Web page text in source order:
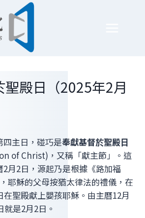
聖殿日（2025年2月
主日，碰巧是奉獻基督於聖殿日
of Christ)，又稱「獻主節」。這
月2日，源起乃是根據《路加福
耶穌的父母按猶太律法的禮儀，在
聖殿獻上嬰孩耶穌。由主曆12月
是2月2日。